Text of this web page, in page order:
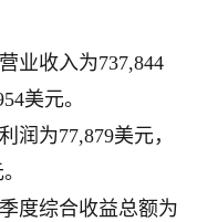
收入为737,844
美元。
为77,879美元，
度综合收益总额为